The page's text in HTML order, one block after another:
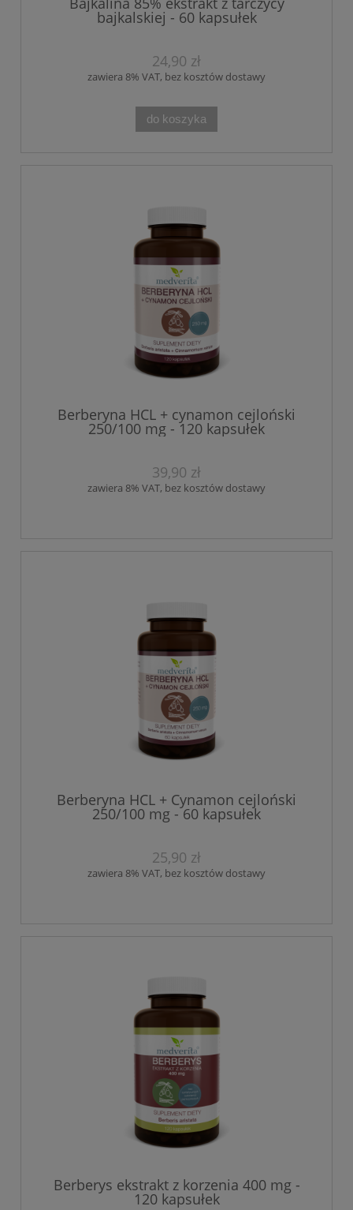
bajkalskiej - 60 kapsułek
24,90 zł
zawiera 8% VAT, bez kosztów dostawy
do koszyka
Berberyna HCL + cynamon cejloński
250/100 mg - 120 kapsułek
39,90 zł
zawiera 8% VAT, bez kosztów dostawy
Berberyna HCL + Cynamon cejloński
250/100 mg - 60 kapsułek
25,90 zł
zawiera 8% VAT, bez kosztów dostawy
Berberys ekstrakt z korzenia 400 mg -
120 kapsułek